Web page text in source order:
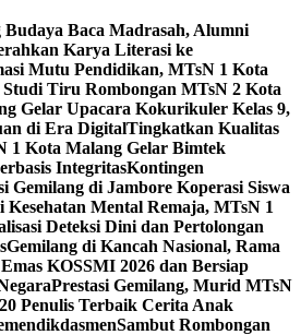
Budaya Baca Madrasah, Alumni
Karya Literasi ke
Mutu Pendidikan, MTsN 1 Kota
Tiru Rombongan MTsN 2 Kota
Gelar Upacara Kokurikuler Kelas 9,
di Era DigitalTingkatkan Kualitas
1 Kota Malang Gelar Bimtek
IntegritasKontingen
Gemilang di Jambore Koperasi Siswa
Kesehatan Mental Remaja, MTsN 1
Deteksi Dini dan Pertolongan
Gemilang di Kancah Nasional, Rama
KOSSMI 2026 dan Bersiap
Prestasi Gemilang, Murid MTsN
Penulis Terbaik Cerita Anak
Sambut Rombongan